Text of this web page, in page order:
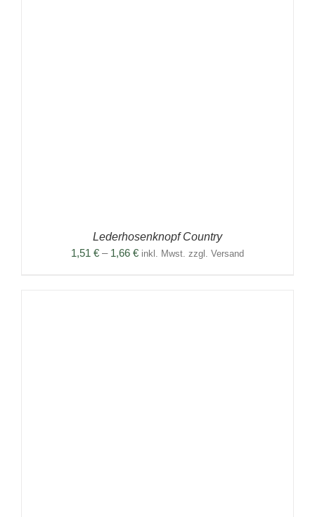
Lederhosenknopf Country
1,51 € – 1,66 €Preisspanne:
inkl. Mwst. zzgl. Versand